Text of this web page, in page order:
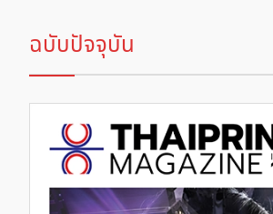
ฉบับปัจจุบัน